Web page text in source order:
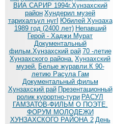
ВИА САРИР 1994г.Хунзахский
район Хундерил музей
тарихалъул нугI Юбилей Хунзаха
1989 год (2400 лет) Непавший
Герой - Хаджи Мурат
Документальный
фильм.Хунзахский рай 70 -летие
Хунзахского района. Хунзахский
музей. Белые журавли.К 90-
летию Расула Гам
Документальный фильм
Хунзахский рай Презентационный
ролик курортно-тури РАСУЛ
ГАМЗАТОВ-ФИЛЬМ О ПОЭТЕ.
ФОРУМ МОЛОДЕЖИ
ХУНЗАХСКОГО РАЙОНА 2 День